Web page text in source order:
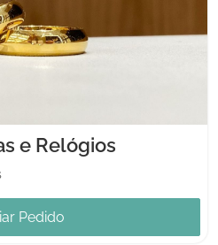
e Relógios
Pedido